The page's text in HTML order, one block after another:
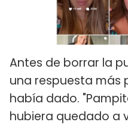
Antes de borrar la
una respuesta más
había dado.
hubiera quedado a